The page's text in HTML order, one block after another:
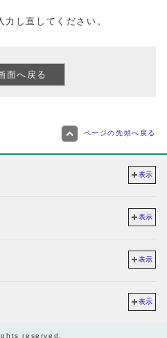
し直してください。
ページの先頭へ戻る
表示
表示
表示
表示
reserved.